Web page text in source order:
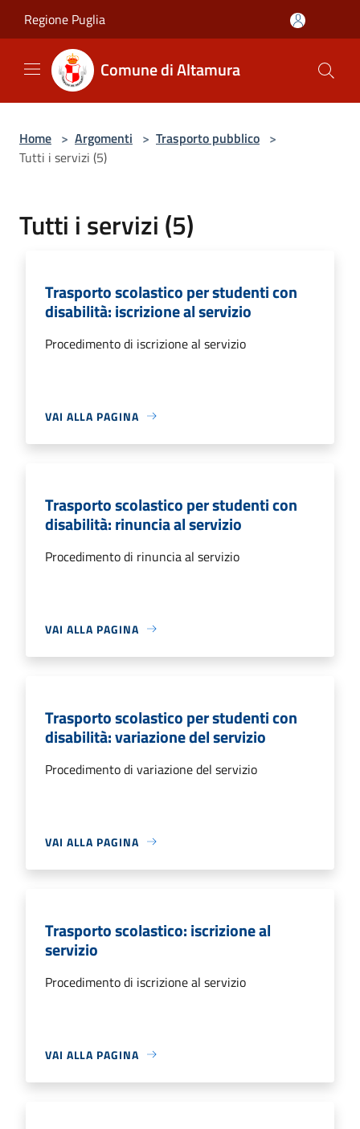
Regione Puglia
Comune di Altamura
Home > Argomenti > Trasporto pubblico >
Tutti i servizi (5)
Tutti i servizi (5)
Trasporto scolastico per studenti con
disabilità: iscrizione al servizio
Procedimento di iscrizione al servizio
VAI ALLA PAGINA
Trasporto scolastico per studenti con
disabilità: rinuncia al servizio
Procedimento di rinuncia al servizio
VAI ALLA PAGINA
Trasporto scolastico per studenti con
disabilità: variazione del servizio
Procedimento di variazione del servizio
VAI ALLA PAGINA
Trasporto scolastico: iscrizione al
servizio
Procedimento di iscrizione al servizio
VAI ALLA PAGINA